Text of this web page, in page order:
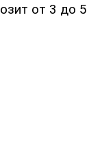
от 3 до 5